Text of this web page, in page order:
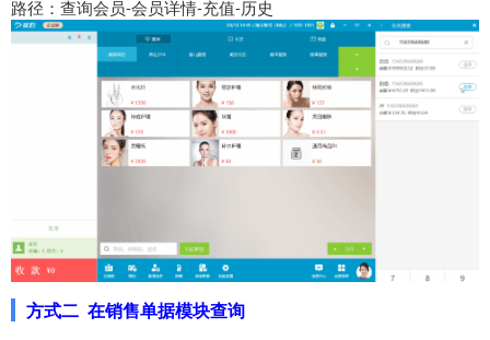
路径：查询会员-会员详情-充值-历史
方式二 在销售单据模块查询